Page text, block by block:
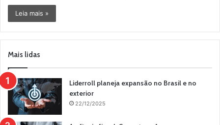
Leia mais »
Mais lidas
Liderroll planeja expansão no Brasil e no
exterior
22/12/2025